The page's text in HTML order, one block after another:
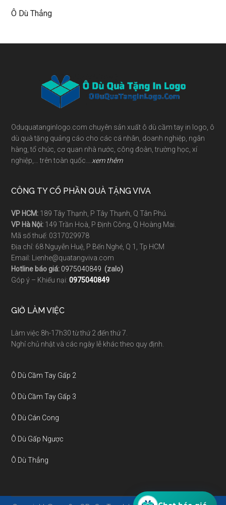
Ô Dù Thẳng
Footer
Oduquatanginlogo.com chuyên sản xuất ô dù cầm tay in logo, ô
dù quà tặng quảng cáo cho các cá nhân, doanh nghiệp, ngân
hàng, tổ chức, cơ quan nhà nước, công đoàn, trường học, xí
nghiệp,… trên toàn quốc….xem thêm
CÔNG TY CỔ PHẦN QUÀ TẶNG VIVA
VP HCM: 189 Tây Thạnh, P Tây Thạnh, Q Tân Phú.
VP Hà Nội: 149 Trần Hoà, P Định Công, Q Hoàng Mai.
Mã số thuế: 0317029978
Địa chỉ: 68 Nguyễn Huệ, P Bến Nghé, Q 1, Tp HCM
Email: Lienhe@quatangviva.com
Hotline báo giá: 0975040849 (zalo)
Góp ý – Khiếu nại:0975040849
GIỜ LÀM VIỆC
Làm việc 8h-17h30 từ thứ 2 đến thứ 7.
Nghỉ chủ nhật và các ngày lễ khác theo quy định.
Ô Dù Cầm Tay Gấp 2
Ô Dù Cầm Tay Gấp 3
Ô Dù Cán Cong
Ô Dù Gấp Ngược
Ô Dù Thẳng